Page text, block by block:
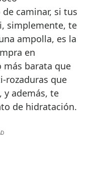
caminar, si tus
simplemente, te
ampolla, es la
en
más barata que
rozaduras que
y además, te
de hidratación.